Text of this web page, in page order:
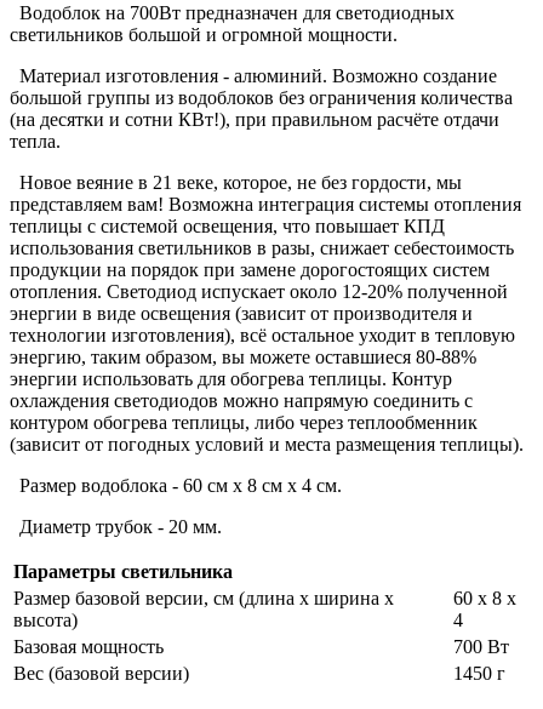
Водоблок на 700Вт предназначен для светодиодных
светильников большой и огромной мощности.
Материал изготовления - алюминий. Возможно создание
большой группы из водоблоков без ограничения количества
(на десятки и сотни КВт!), при правильном расчёте отдачи
тепла.
Новое веяние в 21 веке, которое, не без гордости, мы
представляем вам! Возможна интеграция системы отопления
теплицы с системой освещения, что повышает КПД
использования светильников в разы, снижает себестоимость
продукции на порядок при замене дорогостоящих систем
отопления. Светодиод испускает около 12-20% полученной
энергии в виде освещения (зависит от производителя и
технологии изготовления), всё остальное уходит в тепловую
энергию, таким образом, вы можете оставшиеся 80-88%
энергии использовать для обогрева теплицы. Контур
охлаждения светодиодов можно напрямую соединить с
контуром обогрева теплицы, либо через теплообменник
(зависит от погодных условий и места размещения теплицы).
Размер водоблока - 60 см х 8 см х 4 см.
Диаметр трубок - 20 мм.
Параметры светильника
Размер базовой версии, см (длина х ширина х
высота)
60 х 8 х
4
Базовая мощность
700 Вт
Вес (базовой версии)
1450 г